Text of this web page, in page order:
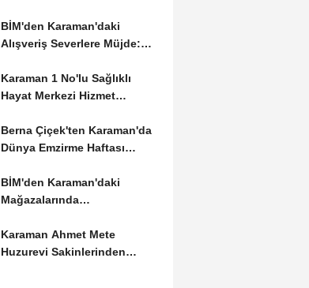
BİM'den Karaman'daki
Alışveriş Severlere Müjde:
Karaman 1 No'lu Sağlıklı
Hayat Merkezi Hizmet
Berna Çiçek'ten Karaman'da
Dünya Emzirme Haftası
BİM'den Karaman'daki
Mağazalarında
Karaman Ahmet Mete
Huzurevi Sakinlerinden